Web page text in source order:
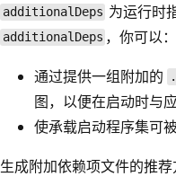
additionalDeps 为运行时
additionalDeps ，你可以：
通过提供一组附加的
图，以便在启动时与
使承载启动程序集可
生成附加依赖项文件的推荐